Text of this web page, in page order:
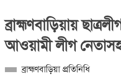
ব্রাহ্মণবাড়িয়ায়
আওয়ামী লীগ
ব্রাহ্মণবাড়িয়া প্রতিনিধি